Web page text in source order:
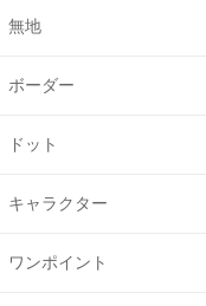
無地
ボーダー
ドット
キャラクター
ワンポイント